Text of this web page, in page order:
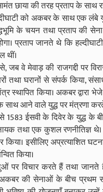
छाया की तरह प्रताप के
को अकबर के साथ एक लंबे
के चयन तथा प्रताप की
प्रताप जानते थे कि
थीं।
जब वे मेवाड़ की राजग‌द्दी पर
तथा घरानों से संपर्क किया,
स्थापित किया। अकबर द्वारा
साथ आने वाले युद्ध पर मंत्रणा
1583 ईसवी के दिवेर के युद्ध
तथा एक कुशल रणनीतिज्ञ थे।
किया। इसीलिए अप्रत्याशित
किया।
विचार करते हैं तथा जानते हैं
की सेनाओं के बीच प्रथम